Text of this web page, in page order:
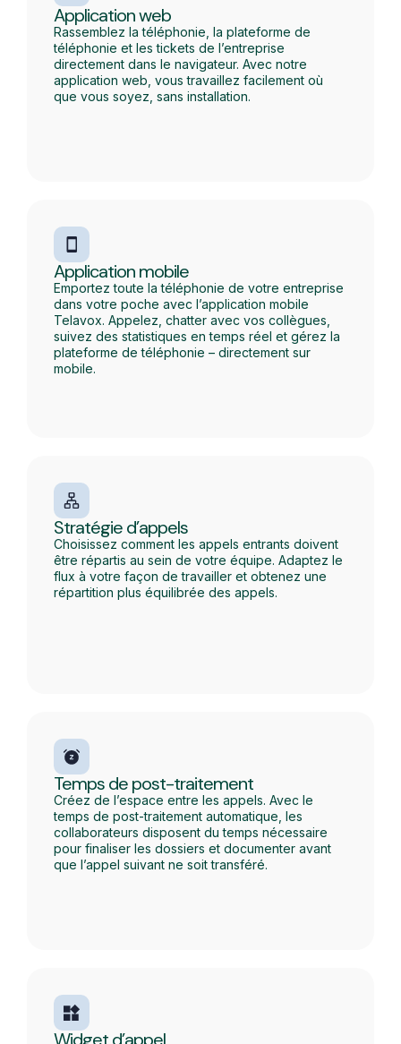
Application web
Rassemblez la téléphonie, la plateforme de
téléphonie et les tickets de l’entreprise
directement dans le navigateur. Avec notre
application web, vous travaillez facilement où
que vous soyez, sans installation.
Application mobile
Emportez toute la téléphonie de votre entreprise
dans votre poche avec l’application mobile
Telavox. Appelez, chatter avec vos collègues,
suivez des statistiques en temps réel et gérez la
plateforme de téléphonie – directement sur
mobile.
Stratégie d’appels
Choisissez comment les appels entrants doivent
être répartis au sein de votre équipe. Adaptez le
flux à votre façon de travailler et obtenez une
répartition plus équilibrée des appels.
Temps de post-traitement
Créez de l’espace entre les appels. Avec le
temps de post-traitement automatique, les
collaborateurs disposent du temps nécessaire
pour finaliser les dossiers et documenter avant
que l’appel suivant ne soit transféré.